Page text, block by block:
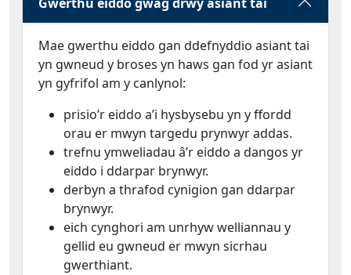
Mae gwerthu eiddo gan ddefnyddio asiant tai
yn gwneud y broses yn haws gan fod yr asiant
yn gyfrifol am y canlynol:
prisio’r eiddo a’i hysbysebu yn y ffordd
orau er mwyn targedu prynwyr addas.
trefnu ymweliadau â’r eiddo a dangos yr
eiddo i ddarpar brynwyr.
derbyn a thrafod cynigion gan ddarpar
brynwyr.
eich cynghori am unrhyw welliannau y
gellid eu gwneud er mwyn sicrhau
gwerthiant.